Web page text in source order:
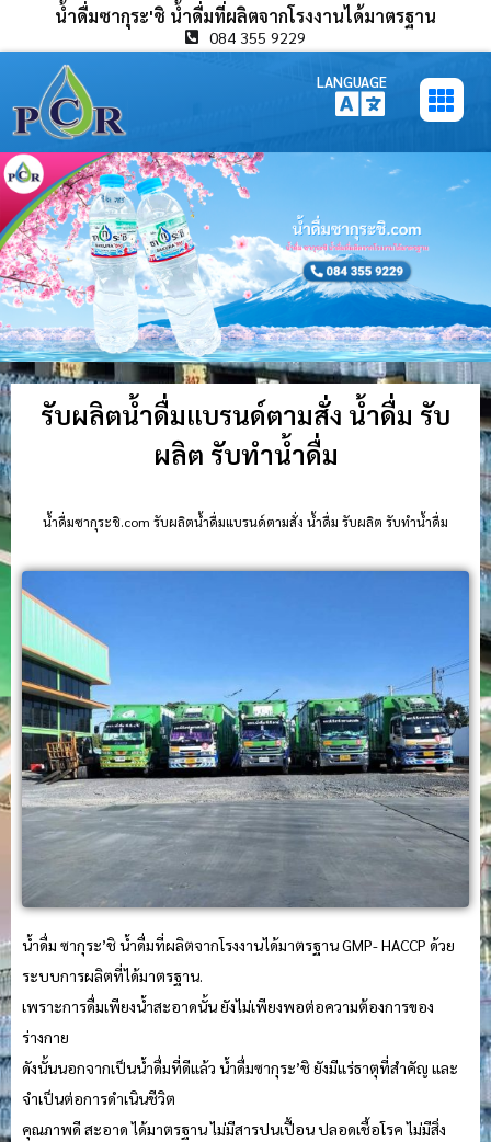
น้ำดื่มซากุระ'ชิ น้ำดื่มที่ผลิตจากโรงงานได้มาตรฐาน
084 355 9229
LANGUAGE
รับผลิตน้ำดื่มแบรนด์ตามสั่ง น้ำดื่ม รับ
ผลิต รับทำน้ำดื่ม
น้ําดื่มซากุระชิ.com รับผลิตน้ำดื่มแบรนด์ตามสั่ง น้ำดื่ม รับผลิต รับทำน้ำดื่ม
น้ำดื่ม ซากุระ’ชิ น้ำดื่มที่ผลิตจากโรงงานได้มาตรฐาน GMP- HACCP ด้วย
ระบบการผลิตที่ได้มาตรฐาน.
เพราะการดื่มเพียงน้ำสะอาดนั้น ยังไม่เพียงพอต่อความต้องการของ
ร่างกาย
ดังนั้นนอกจากเป็นน้ำดื่มที่ดีแล้ว น้ำดื่มซากุระ’ชิ ยังมีแร่ธาตุที่สำคัญ และ
จำเป็นต่อการดำเนินชีวิต
คุณภาพดี สะอาด ได้มาตรฐาน ไม่มีสารปนเปื้อน ปลอดเชื้อโรค ไม่มีสิ่ง